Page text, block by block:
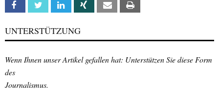
Facebook Twitter Linkedin Xing Email
UNTERSTÜTZUNG
Wenn Ihnen unser Artikel gefallen hat: Unterstützen Sie diese Form
des
Journalismus.